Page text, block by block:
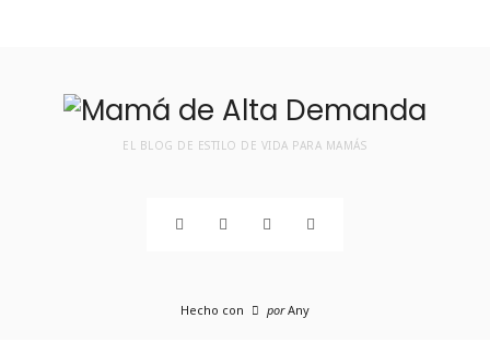
EL BLOG DE ESTILO DE VIDA PARA MAMÁS
Hecho con porAny